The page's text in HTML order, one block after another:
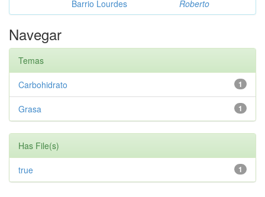
Barrio Lourdes
Roberto
Navegar
Temas
1
Carbohidrato
1
Grasa
Has File(s)
1
true